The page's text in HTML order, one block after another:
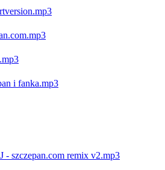
i fanka.mp3
- szczepan.com remix v2.mp3